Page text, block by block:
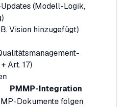
(Modell-Logik,
Vision hinzugefügt)
Art. 17)
PMMP-Integration
Dokumente folgen